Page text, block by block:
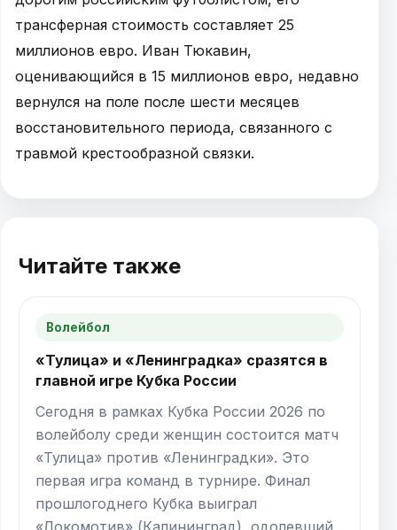
трансферная стоимость составляет 25
миллионов евро. Иван Тюкавин,
оценивающийся в 15 миллионов евро, недавно
вернулся на поле после шести месяцев
восстановительного периода, связанного с
травмой крестообразной связки.
Читайте также
Волейбол
«Тулица» и «Ленинградка» сразятся в
главной игре Кубка России
Сегодня в рамках Кубка России 2026 по
волейболу среди женщин состоится матч
«Тулица» против «Ленинградки». Это
первая игра команд в турнире. Финал
прошлогоднего Кубка выиграл
«Локомотив» (Калининград), одолевший